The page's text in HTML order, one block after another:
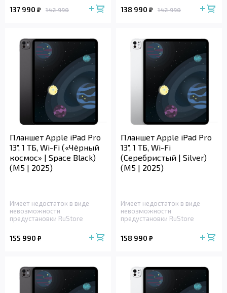
137 990 ₽ 142 990 138 990 ₽ 142 990
Планшет Apple iPad Pro
13", 1 ТБ, Wi-Fi («Чёрный
космос» | Space Black)
(M5 | 2025)
Имеет недостаток в виде
невозможности
предустановки RuStore
155 990 ₽
Планшет Apple iPad Pro
13", 1 ТБ, Wi-Fi
(Серебристый | Silver)
(M5 | 2025)
Имеет недостаток в виде
невозможности
предустановки RuStore
158 990 ₽